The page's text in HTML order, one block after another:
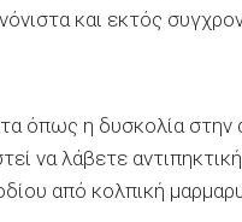
και εκτός
όπως η δυσκολία στην
να λάβετε
από κολπική